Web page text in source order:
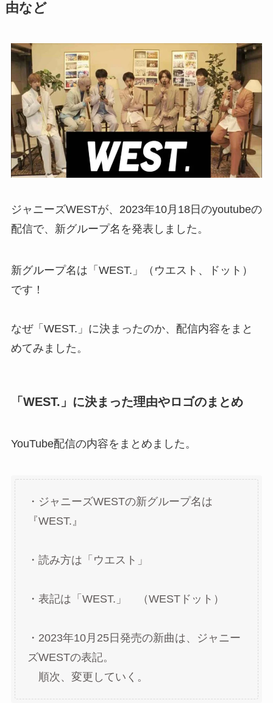
由など
ジャニーズWESTが、2023年10月18日のyoutubeの
配信で、新グループ名を発表しました。
新グループ名は「WEST.」（ウエスト、ドット）
です！
なぜ「WEST.」に決まったのか、配信内容をまと
めてみました。
「WEST.」に決まった理由やロゴのまとめ
YouTube配信の内容をまとめました。
・ジャニーズWESTの新グループ名は
『WEST.』
・読み方は「ウエスト」
・表記は「WEST.」 （WESTドット）
・2023年10月25日発売の新曲は、ジャニー
ズWESTの表記。
順次、変更していく。